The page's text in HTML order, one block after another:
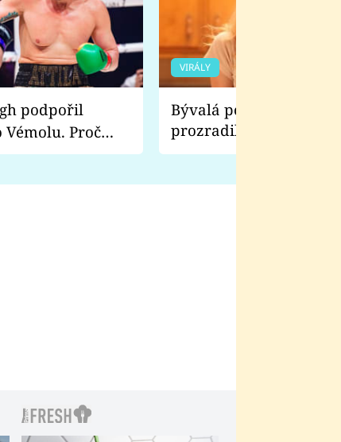
Proč
s ním než
VIRÁLY
Bývalá pornoherečka
prozradila, co ji
natáčení Euforie.